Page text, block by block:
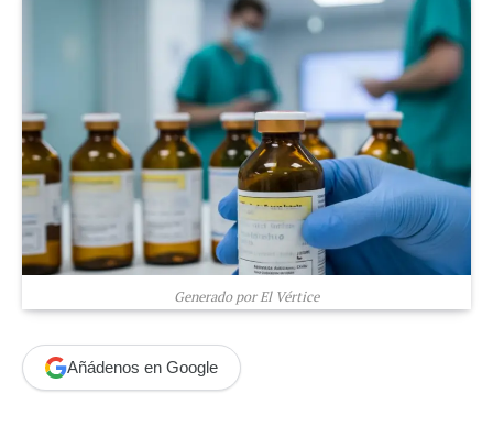
Generado por El Vértice
Añádenos en Google